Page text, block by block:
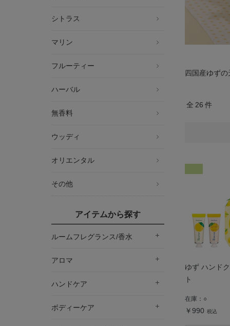
シトラス
マリン
フルーティー
ハーバル
無香料
ウッディ
オリエンタル
その他
アイテムから探す
ルームフレグランス/香水
アロマ
ハンドケア
ボディーケア
四国産ゆず
全 26 件
ゆず ハンド
ト
在庫： ○
￥990 税込